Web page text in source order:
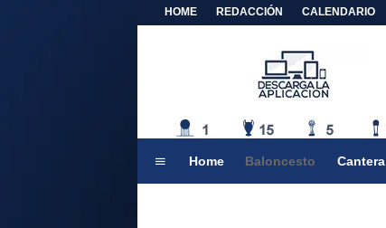
HOME REDACCIÓN CALENDARIO
Home Baloncesto Cantera